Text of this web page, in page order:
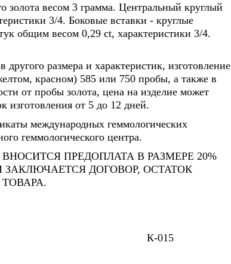
золота весом 3 грамма. Центральный круглый
3/4. Боковые вставки - круглые
общим весом 0,29 ct, характеристики 3/4.
размера и характеристик, изготовление
красном) 585 или 750 пробы, а также в
от пробы золота, цена на изделие может
изготовления от 5 до 12 дней.
международных геммологических
геммологического центра.
ПРЕДОПЛАТА В РАЗМЕРЕ 20%
ДОГОВОР, ОСТАТОК
К-015